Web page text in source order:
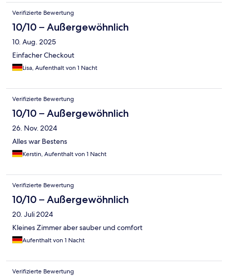
Verifizierte Bewertung
10/10 – Außergewöhnlich
10. Aug. 2025
Einfacher Checkout
Lisa, Aufenthalt von 1 Nacht
Verifizierte Bewertung
10/10 – Außergewöhnlich
26. Nov. 2024
Alles war Bestens
Kerstin, Aufenthalt von 1 Nacht
Verifizierte Bewertung
10/10 – Außergewöhnlich
20. Juli 2024
Kleines Zimmer aber sauber und comfort
Aufenthalt von 1 Nacht
Verifizierte Bewertung